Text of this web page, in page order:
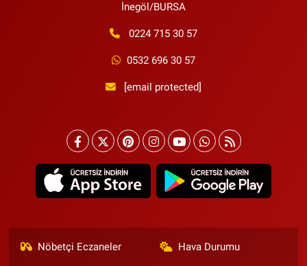
İnegöl/BURSA
0224 715 30 57
0532 696 30 57
[email protected]
Nöbetçi Eczaneler Hava Durumu